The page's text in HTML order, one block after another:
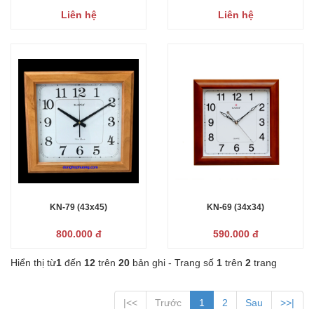
Liên hệ Liên hệ
KN-79 (43x45)
800.000 đ
KN-69 (34x34)
590.000 đ
Hiển thị từ1 đến 12 trên 20 bản ghi - Trang số 1 trên 2 trang
|<< Trước 1 2 Sau >>|